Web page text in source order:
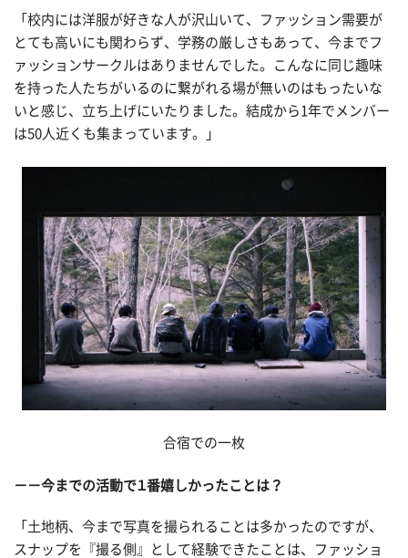
「校内には洋服が好きな人が沢山いて、ファッション需要が
とても高いにも関わらず、学務の厳しさもあって、今までフ
ァッションサークルはありませんでした。こんなに同じ趣味
を持った人たちがいるのに繋がれる場が無いのはもったいな
いと感じ、立ち上げにいたりました。結成から1年でメンバー
は50人近くも集まっています。」
合宿での一枚
－－今までの活動で１番嬉しかったことは？
「土地柄、今まで写真を撮られることは多かったのですが、
スナップを『撮る側』として経験できたことは、ファッショ